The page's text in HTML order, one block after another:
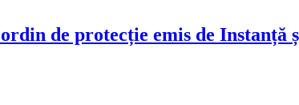
de protecție emis de Instanță